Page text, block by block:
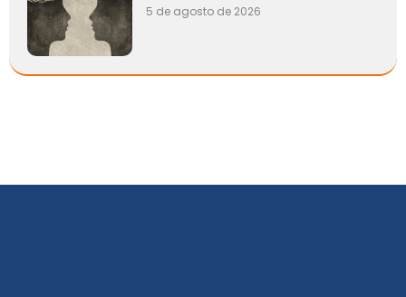
5 de agosto de 2026